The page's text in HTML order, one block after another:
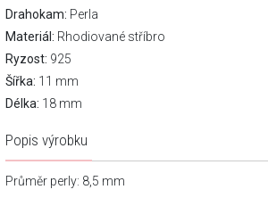
Drahokam: Perla
Materiál: Rhodiované stříbro
Ryzost: 925
Šířka: 11 mm
Délka: 18 mm
Popis výrobku
Průměr perly: 8,5 mm